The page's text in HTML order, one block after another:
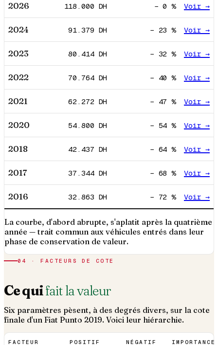
2026 118.000 DH −0 % Voir →
2024 91.379 DH − 23 % Voir →
2023 80.414DH − 32 % Voir →
2022 70.764DH − 40 % Voir →
2021 62.272 DH − 47 % Voir →
2020 54.800 DH − 54 % Voir →
2018 42.437 DH − 64 % Voir →
2017 37.344DH − 68 % Voir →
2016 32.863 DH − 72 % Voir →
La courbe, d'abord abrupte, s'aplatit après la quatrième
année — trait commun aux véhicules entrés dans leur
phase de conservation de valeur.
04 · FACTEURS DE COTE
Ce quifait la valeur
Six paramètres pèsent, à des degrés divers, sur la cote
finale d'un Fiat Punto 2019. Voici leur hiérarchie.
FACTEUR POSITIF NÉGATIF IMPORTANCE